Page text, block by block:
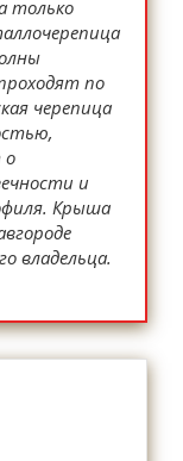
только
по
черепица
о
и
Крыша
владельца.